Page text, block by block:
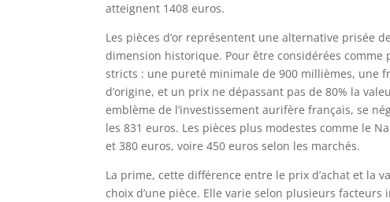
atteignent 1408 euros.
Les pièces d’or représentent une alternative prisée
dimension historique. Pour être considérées comme
stricts : une pureté minimale de 900 millièmes, une
d’origine, et un prix ne dépassant pas de 80% la
emblème de l’investissement aurifère français, se
les 831 euros. Les pièces plus modestes comme le
et 380 euros, voire 450 euros selon les marchés.
La prime, cette différence entre le prix d’achat et la
choix d’une pièce. Elle varie selon plusieurs